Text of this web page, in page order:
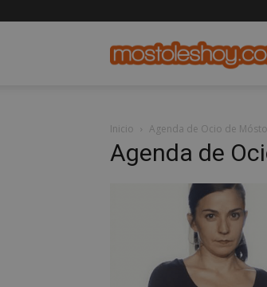
Inicio Agenda de Ocio de
Agenda de